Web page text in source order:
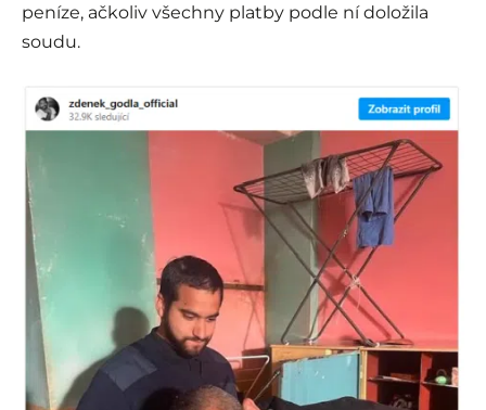
peníze, ačkoliv všechny platby podle ní doložila
soudu.